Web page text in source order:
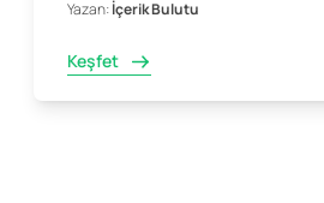
Yazan:İçerik Bulutu
Keşfet